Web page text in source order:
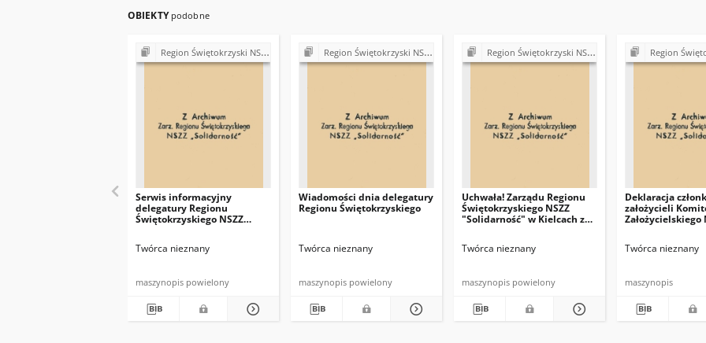
OBIEKTY podobne
Region Świętokrzyski NSZZ "Solidarność". Delegatura Starachowice
Serwis informacyjny
delegatury Regionu
Świętokrzyskiego NSZZ
Twórca nieznany
maszynopis powielony
Region Świętokrzyski NSZZ "Solidarność". Delegatura Starachowice
Wiadomości dnia delegatury
Regionu Świętokrzyskiego
Twórca nieznany
maszynopis powielony
Region Świętokrzyski NSZZ "Solidarność". Delegatura Starachowice
Uchwała! Zarządu Regionu
Świętokrzyskiego NSZZ
"Solidarność" w Kielcach z
Twórca nieznany
maszynopis powielony
Region Świętokrzyski NSZZ
Deklaracja
założycieli
Założycielskiego
Twórca nieznany
maszynopis